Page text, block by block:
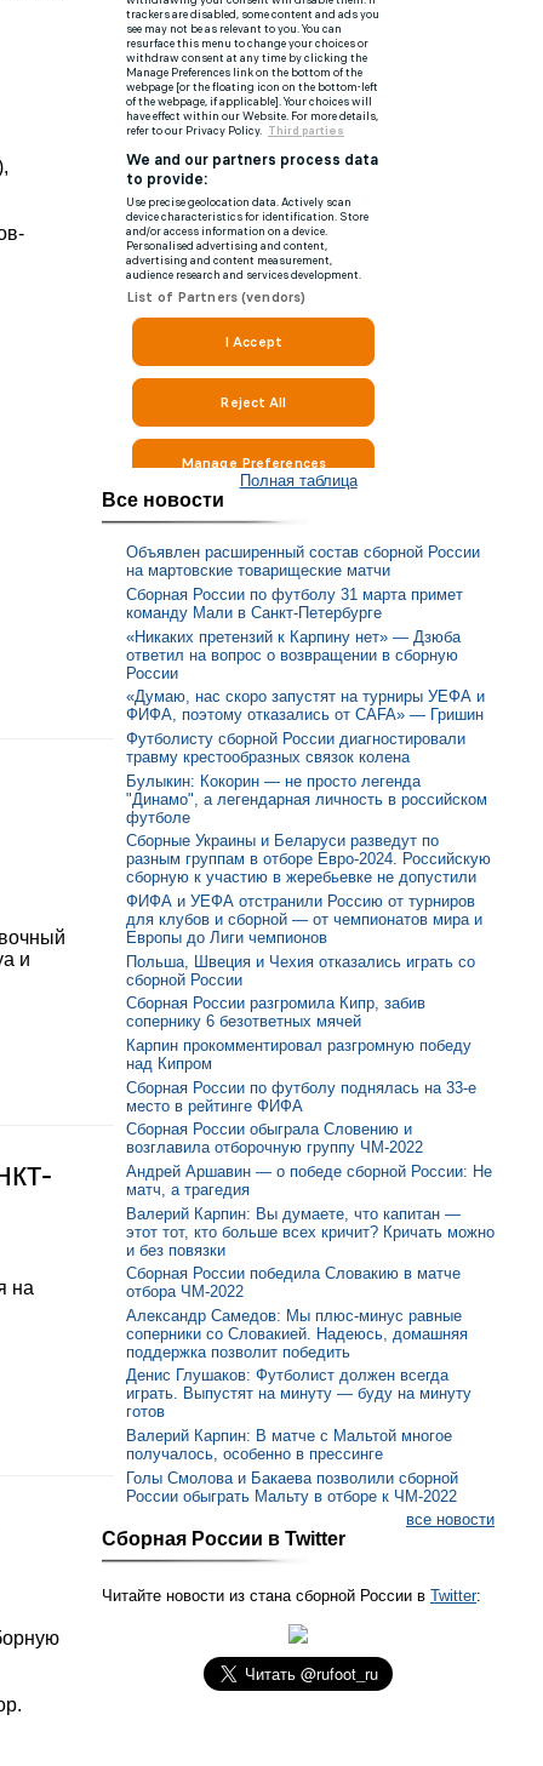
и
на
Полная таблица
Все новости
Объявлен расширенный состав сборной России
на мартовские товарищеские матчи
Сборная России по футболу 31 марта примет
команду Мали в Санкт-Петербурге
«Никаких претензий к Карпину нет» — Дзюба
ответил на вопрос о возвращении в сборную
России
«Думаю, нас скоро запустят на турниры УЕФА и
ФИФА, поэтому отказались от CAFA» — Гришин
Футболисту сборной России диагностировали
травму крестообразных связок колена
Булыкин: Кокорин — не просто легенда
"Динамо", а легендарная личность в российском
футболе
Сборные Украины и Беларуси разведут по
разным группам в отборе Евро-2024. Российскую
сборную к участию в жеребьевке не допустили
ФИФА и УЕФА отстранили Россию от турниров
для клубов и сборной — от чемпионатов мира и
Европы до Лиги чемпионов
Польша, Швеция и Чехия отказались играть со
сборной России
Сборная России разгромила Кипр, забив
сопернику 6 безответных мячей
Карпин прокомментировал разгромную победу
над Кипром
Сборная России по футболу поднялась на 33-е
место в рейтинге ФИФА
Сборная России обыграла Словению и
возглавила отборочную группу ЧМ-2022
Андрей Аршавин — о победе сборной России: Не
матч, а трагедия
Валерий Карпин: Вы думаете, что капитан —
этот тот, кто больше всех кричит? Кричать можно
и без повязки
Сборная России победила Словакию в матче
отбора ЧМ-2022
Александр Самедов: Мы плюс-минус равные
соперники со Словакией. Надеюсь, домашняя
поддержка позволит победить
Денис Глушаков: Футболист должен всегда
играть. Выпустят на минуту — буду на минуту
готов
Валерий Карпин: В матче с Мальтой многое
получалось, особенно в прессинге
Голы Смолова и Бакаева позволили сборной
России обыграть Мальту в отборе к ЧМ-2022
все новости
Сборная России в Twitter
Читайте новости из стана сборной России в Twitter: